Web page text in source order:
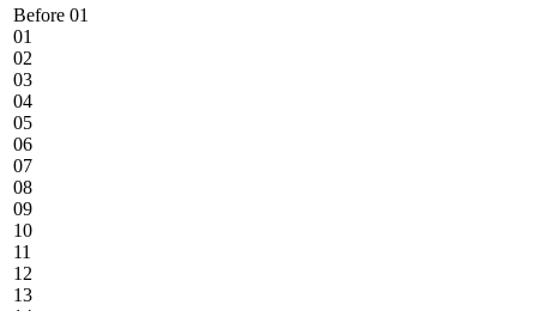
Before 01
01
02
03
04
05
06
07
08
09
10
11
12
13